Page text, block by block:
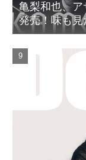
亀梨和也、ア
発売！味も見
ルがついに完